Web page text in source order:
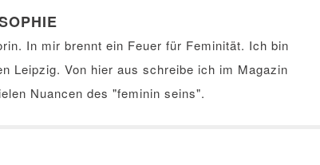
In mir brennt ein Feuer für Feminität. Ich bin
Leipzig. Von hier aus schreibe ich im Magazin
Nuancen des "feminin seins".